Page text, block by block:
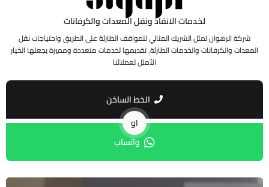
لخدمات الانقاذ ونقل المعدات والكرفانات
شركة الرهوان تمثل الشريك المثالي للمواقف الطارئة على الطريق واحتياجات نقل
المعدات والكرفانات والخدمات الطارئة. تقديمها لخدمات متعددة ومميزة يجعلها الخيار
الأمثل لعملائنا
الخط الساخن
او
واتساب